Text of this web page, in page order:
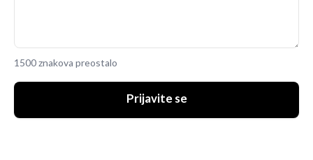
1500 znakova preostalo
Prijavite se